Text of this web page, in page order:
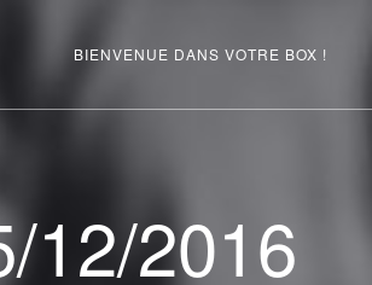
BIENVENUE DANS VOTRE BOX !
12/2016